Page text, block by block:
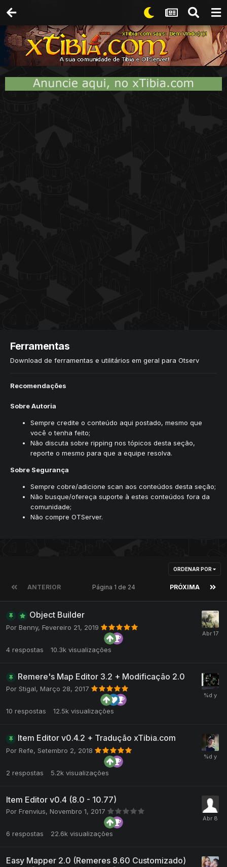
Ferramentas
Download de ferramentas e utilitários em geral para Otserv
Recomendações
Sobre Autoria
Sempre credite o conteúdo aqui postado, mesmo que
você o tenha feito;
Não discuta sobre ripping nos tópicos desta seção,
reporte o mesmo para que a equipe resolva.
Sobre Segurança
Sempre cobre/adicione scan aos conteúdos desta seção;
Não busque/ofereça suporte à estes conteúdos fora da
comunidade;
Não compre OTServer.
ORDENAR POR
ANTERIOR PRÓXIMA
Página 1 de 24
Object Builder
Por Benny, Fevereiro 21, 2019
4 respostas 10.3k visualizações
Remere's Map Editor 3.2 + Modificação 2.0
Por Stigal, Março 28, 2017
10 respostas 12.5k visualizações
Item Editor v0.4.2 + Tradução xTibia.com
Por Refe, Setembro 2, 2018
2 respostas 5.2k visualizações
Item Editor v0.4 (8.0 - 10.77)
Por Frenvius, Novembro 1, 2017
6 respostas 22.6k visualizações
Easy Mapper 2.0 (Remeres 8.60 Customizado)